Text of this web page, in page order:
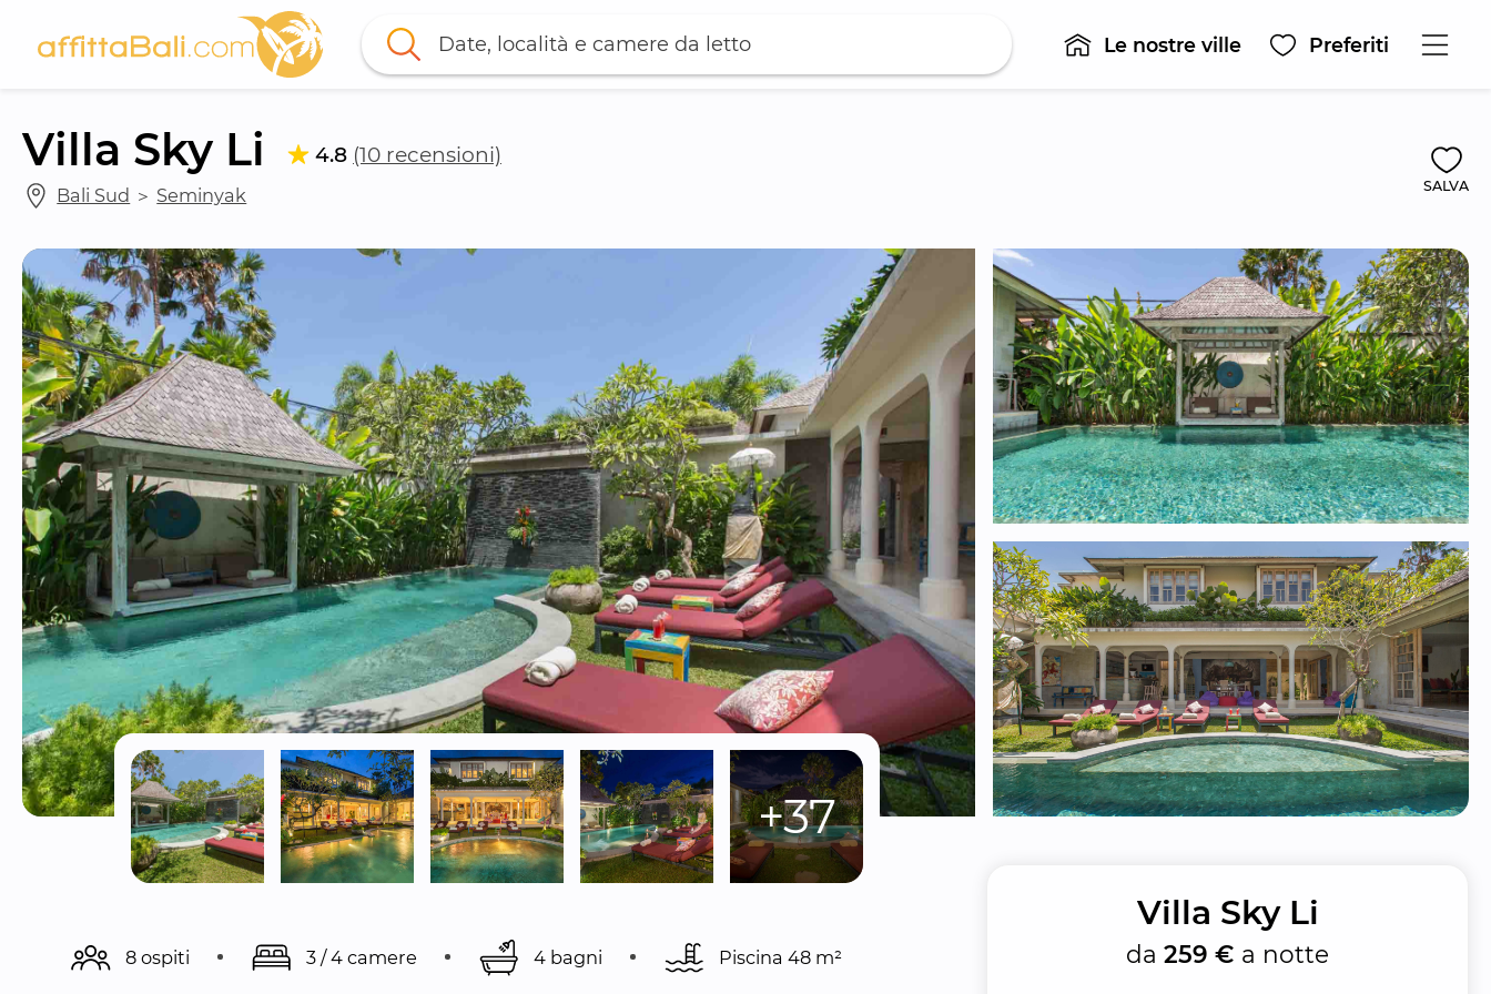
Date, località e camere da letto Le nostre ville Preferiti
Villa Sky Li 4.8 (10 recensioni)
Bali Sud ＞ Seminyak SALVA
+37
8 ospiti 3 / 4 camere 4 bagni Piscina 48 m²
Villa Sky Li
da259 € a notte